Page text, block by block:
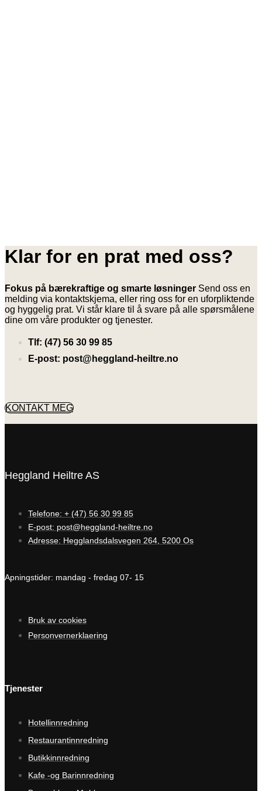
Klar for en prat med oss?
Fokus på bærekraftige og smarte løsninger Send oss en
melding via kontaktskjema, eller ring oss for en uforpliktende
og hyggelig prat. Vi står klare til å svare på alle spørsmålene
dine om våre produkter og tjenester.
Tlf: (47) 56 30 99 85
E-post: post@heggland-heiltre.no
KONTAKT MEG
Heggland Heiltre AS
Telefone: + (47) 56 30 99 85
E-post: post@heggland-heiltre.no
Adresse: Hegglandsdalsvegen 264, 5200 Os
Apningstider: mandag - fredag 07- 15
Bruk av cookies
Personvernerklaering
Tjenester
Hotellinnredning
Restaurantinnredning
Butikkinnredning
Kafe -og Barinnredning